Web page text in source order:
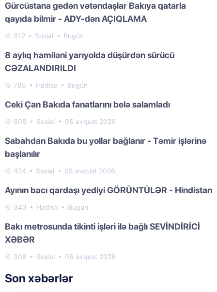
Gürcüstana gedən vətəndaşlar Bakıya qatarla
qayıda bilmir - ADY-dən AÇIQLAMA
812 Sosial Bugün
8 aylıq hamiləni yarıyolda düşürdən sürücü
CƏZALANDIRILDI
795 Hadisə Bugün
Ceki Çan Bakıda fanatlarını belə salamladı
508 Sosial 05 avqust 2026
Sabahdan Bakıda bu yollar bağlanır - Təmir işlərinə
başlanılır
424 Sosial 05 avqust 2026
Ayının bacı qardaşı yediyi GÖRÜNTÜLƏR - Hindistan
343 Hadisə Bugün
Bakı metrosunda tikinti işləri ilə bağlı SEVİNDİRİCİ
XƏBƏR
308 Sosial 05 avqust 2026
Son xəbərlər